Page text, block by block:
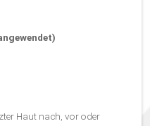
Haut nach, vor oder